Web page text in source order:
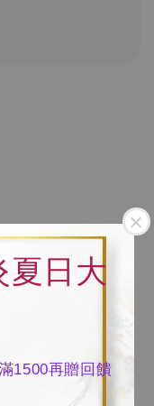
夏日大
1500再贈回饋